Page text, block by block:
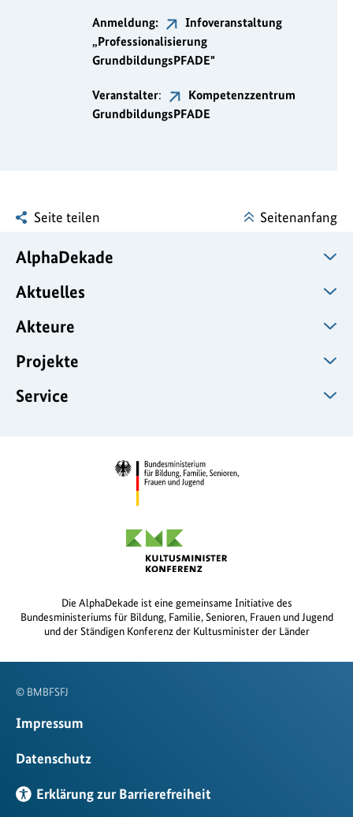
Anmeldung:
Infoveranstaltung
„Professionalisierung
GrundbildungsPFADE"
Veranstalter:
Kompetenzzentrum
GrundbildungsPFADE
Seite teilen Seitenanfang
AlphaDekade
Aktuelles
Akteure
Projekte
Service
Die AlphaDekade ist eine gemeinsame Initiative des
Bundesministeriums für Bildung, Familie, Senioren, Frauen und Jugend
und der Ständigen Konferenz der Kultusminister der Länder
© BMBFSFJ
Impressum
Datenschutz
Erklärung zur Barrierefreiheit